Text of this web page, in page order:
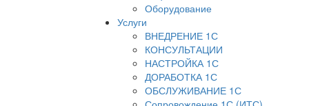
Оборудование
Услуги
ВНЕДРЕНИЕ 1С
КОНСУЛЬТАЦИИ
НАСТРОЙКА 1С
ДОРАБОТКА 1С
ОБСЛУЖИВАНИЕ 1С